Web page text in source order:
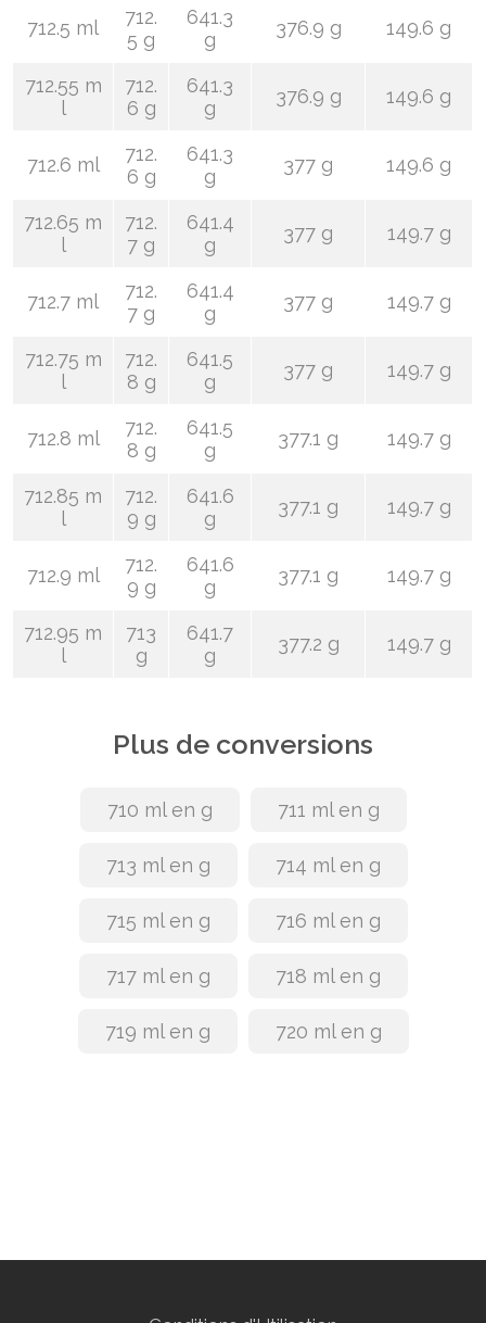
712.5 ml
712.
5 g
641.3
g
376.9 g 149.6 g
712.55 m
l
712.
6 g
641.3
g
376.9 g 149.6 g
712.6 ml
712.
6 g
641.3
g
377 g 149.6 g
712.65 m
l
712.
7 g
641.4
g
377 g 149.7 g
712.7 ml
712.
7 g
641.4
g
377 g 149.7 g
712.75 m
l
712.
8 g
641.5
g
377 g 149.7 g
712.8 ml
712.
8 g
641.5
g
377.1 g 149.7 g
712.85 m
l
712.
9 g
641.6
g
377.1 g 149.7 g
712.9 ml
712.
9 g
641.6
g
377.1 g 149.7 g
712.95 m
l
713
g
641.7
g
377.2 g 149.7 g
Plus de conversions
710 ml en g 711 ml en g
713 ml en g 714 ml en g
715 ml en g 716 ml en g
717 ml en g 718 ml en g
719 ml en g 720 ml en g